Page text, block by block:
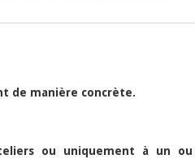
de manière concrète.
ou uniquement à un ou